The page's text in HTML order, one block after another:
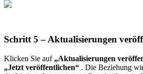
Schritt 5 – Aktualisierungen
Klicken Sie auf „Aktualisierungen
„Jetzt veröffentlichen“ . Die Beziehung